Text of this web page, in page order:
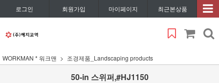
로그인 회원가입 마이페이지 최근본상품
WORKMAN * 워크맨 조경제품_Landscaping products
50-in 스위퍼,#HJ1150